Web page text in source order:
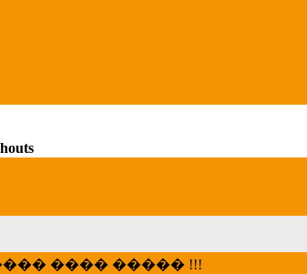
���� ����� !!!